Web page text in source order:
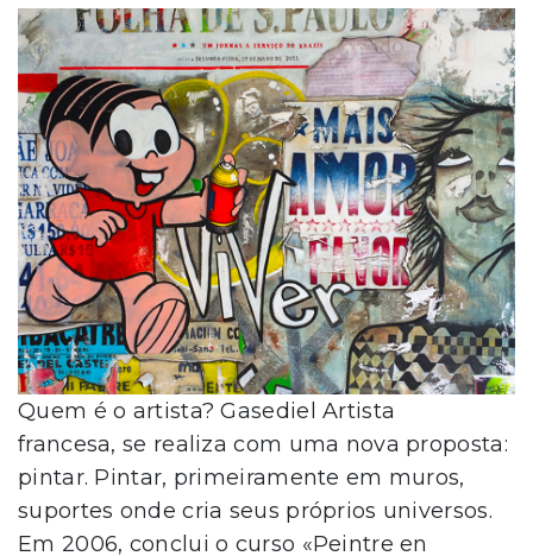
Quem é o artista? Gasediel Artista
francesa, se realiza com uma nova proposta:
pintar. Pintar, primeiramente em muros,
suportes onde cria seus próprios universos.
Em 2006, conclui o curso «Peintre en